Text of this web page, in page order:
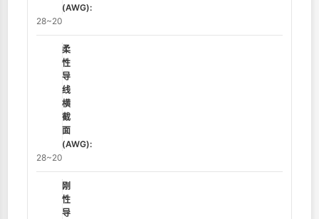
(AWG):
28~20
柔
性
导
线
横
截
面
(AWG):
28~20
刚
性
导